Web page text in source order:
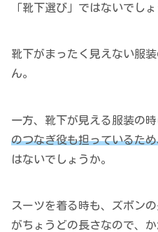
「靴下選び」ではないでしょ
靴下がまったく見えない服
ん。
一方、靴下が見える服装の時
のつなぎ役も担っているた
はないでしょうか。
スーツを着る時も、ズボン
がちょうどの長さなので、